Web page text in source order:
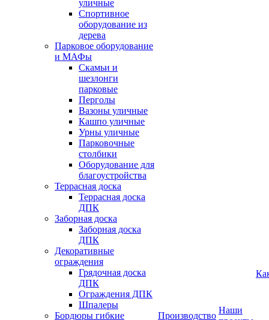
уличные
Спортивное
оборудование из
дерева
Парковое оборудование
и МАФы
Скамьи и
шезлонги
парковые
Перголы
Вазоны уличные
Кашпо уличные
Урны уличные
Парковочные
столбики
Оборудование для
благоустройства
Террасная доска
Террасная доска
ДПК
Заборная доска
Заборная доска
ДПК
Декоративные
ограждения
Грядочная доска
ДПК
Ограждения ДПК
Шпалеры
Бордюры гибкие
Производство
Наши